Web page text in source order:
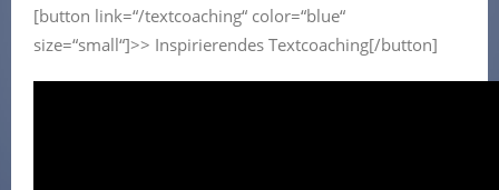
[button link=“/textcoaching“ color=“blue“
size=“small“]>> Inspirierendes Textcoaching[/button]